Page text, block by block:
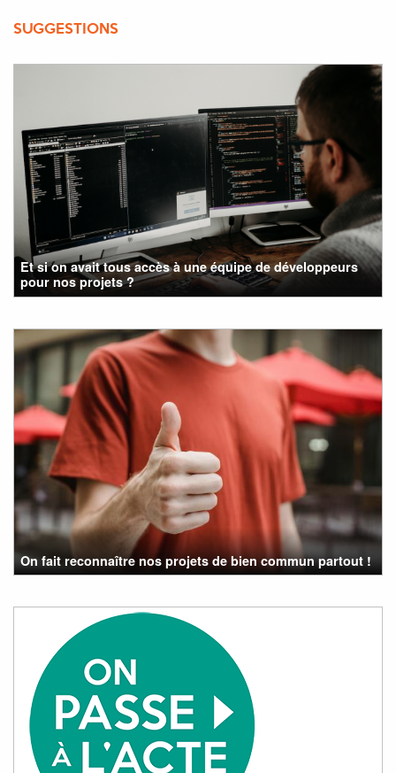
SUGGESTIONS
Et si on avait tous accès à une équipe de développeurs
pour nos projets ?
On fait reconnaître nos projets de bien commun partout !